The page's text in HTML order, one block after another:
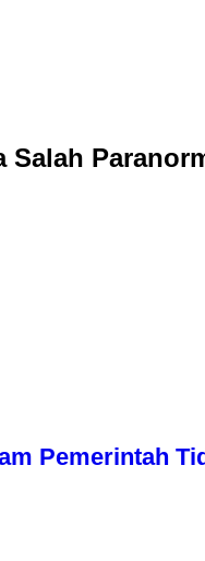
Salah
Pemerintah